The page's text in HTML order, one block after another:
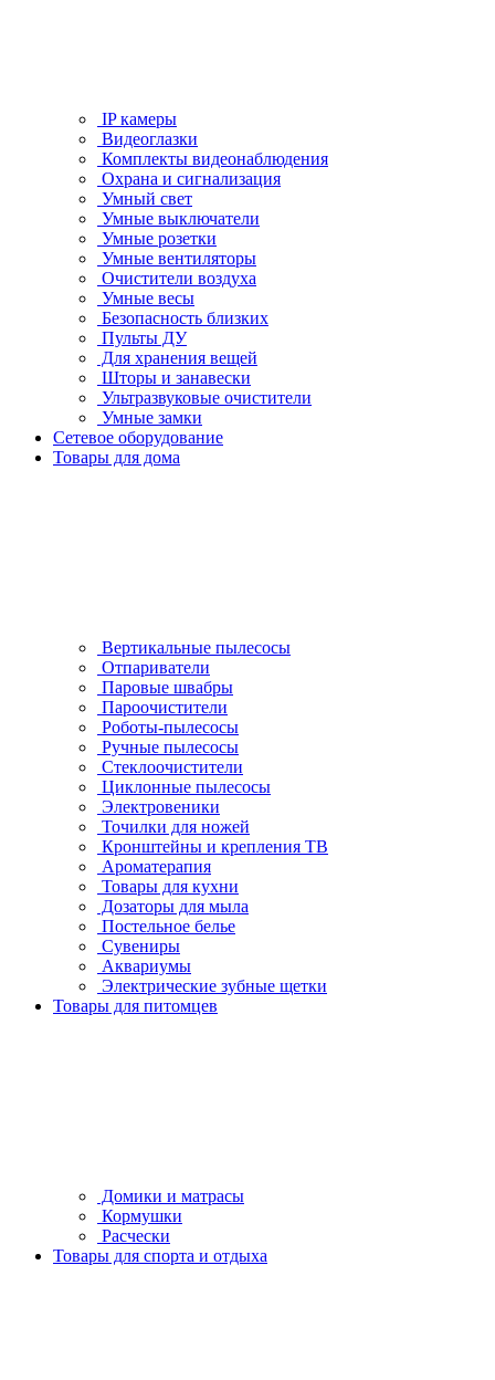
IP камеры
Видеоглазки
Комплекты видеонаблюдения
Охрана и сигнализация
Умный свет
Умные выключатели
Умные розетки
Умные вентиляторы
Очистители воздуха
Умные весы
Безопасность близких
Пульты ДУ
Для хранения вещей
Шторы и занавески
Ультразвуковые очистители
Умные замки
Сетевое оборудование
Товары для дома
Вертикальные пылесосы
Отпариватели
Паровые швабры
Пароочистители
Роботы-пылесосы
Ручные пылесосы
Стеклоочистители
Циклонные пылесосы
Электровеники
Точилки для ножей
Кронштейны и крепления ТВ
Ароматерапия
Товары для кухни
Дозаторы для мыла
Постельное белье
Сувениры
Аквариумы
Электрические зубные щетки
Товары для питомцев
Домики и матрасы
Кормушки
Расчески
Товары для спорта и отдыха